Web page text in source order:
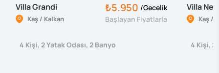
Villa Grandi
Kaş / Kalkan
₺5.950 /Gecelik
Başlayan Fiyatlarla
4 Kişi, 2Yatak Odası, 2 Banyo
Villa
Kaş /
4 Kişi, 2